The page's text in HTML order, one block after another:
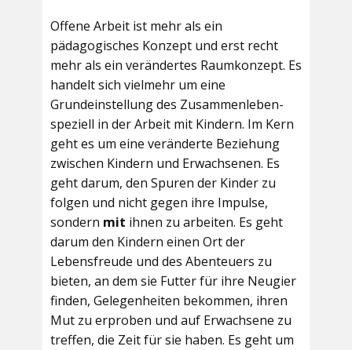
Offene Arbeit ist mehr als ein
pädagogisches Konzept und erst recht
mehr als ein verändertes Raumkonzept. Es
handelt sich vielmehr um eine
Grundeinstellung des Zusammenleben-
speziell in der Arbeit mit Kindern. Im Kern
geht es um eine veränderte Beziehung
zwischen Kindern und Erwachsenen. Es
geht darum, den Spuren der Kinder zu
folgen und nicht gegen ihre Impulse,
sondern mit ihnen zu arbeiten. Es geht
darum den Kindern einen Ort der
Lebensfreude und des Abenteuers zu
bieten, an dem sie Futter für ihre Neugier
finden, Gelegenheiten bekommen, ihren
Mut zu erproben und auf Erwachsene zu
treffen, die Zeit für sie haben. Es geht um